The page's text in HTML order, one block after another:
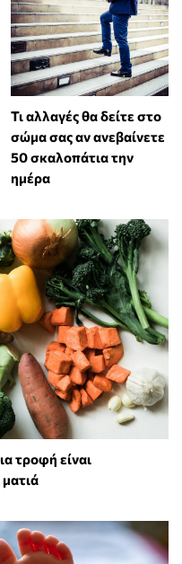
Τι αλλαγές θα δείτε στο
σώμα σας αν ανεβαίνετε
50 σκαλοπάτια την
ημέρα
τροφή είναι